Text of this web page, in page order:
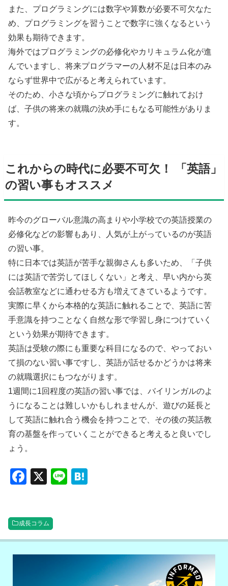
また、プログラミングには数字や算数が必要不可欠なた
め、プログラミングを習うことで数字に強くなるという
効果も期待できます。
海外ではプログラミングの必修化やカリキュラム化が進
んでいますし、将来プログラマーの人材不足は日本のみ
ならず世界中で広がると考えられています。
そのため、小さな頃からプログラミングに触れておけ
ば、子供の将来の就職の決め手にもなる可能性がありま
す。
これからの時代に必要不可欠！ 「英語」
の習い事もオススメ
昨今のグローバル意識の高まりや小学校での英語授業の
必修化などの影響もあり、人気が上がっているのが英語
の習い事。
特に日本では英語が苦手な親御さんも多いため、「子供
には英語で苦労してほしくない」と考え、早い内から英
会話教室などに通わせる方も増えてきているようです。
実際に早くから本格的な英語に触れることで、英語に苦
手意識を持つことなく自然な形で学習し身につけていく
という効果が期待できます。
英語は受験の際にも重要な科目になるので、やっておい
て損のない習い事ですし、英語が話せるかどうかは将来
の就職選択にもつながります。
1週間に1回程度の英語の習い事では、バイリンガルのよ
うになることは難しいかもしれませんが、遊びの延長と
して英語に触れ合う機会を持つことで、その後の英話教
育の基盤を作っていくことができると考えると良いでし
ょう。
F
e
b
o
X
Li
a
成長コラム